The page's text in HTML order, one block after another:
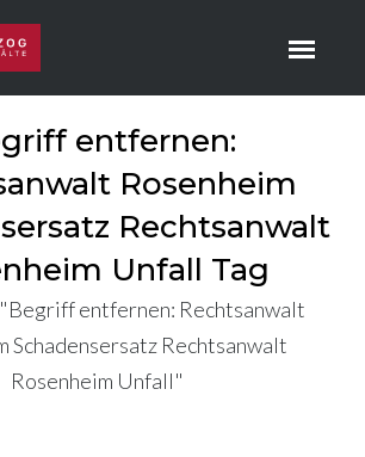
entfernen:
Rosenheim
Rechtsanwalt
Unfall Tag
entfernen: Rechtsanwalt
Schadensersatz Rechtsanwalt
Rosenheim Unfall"